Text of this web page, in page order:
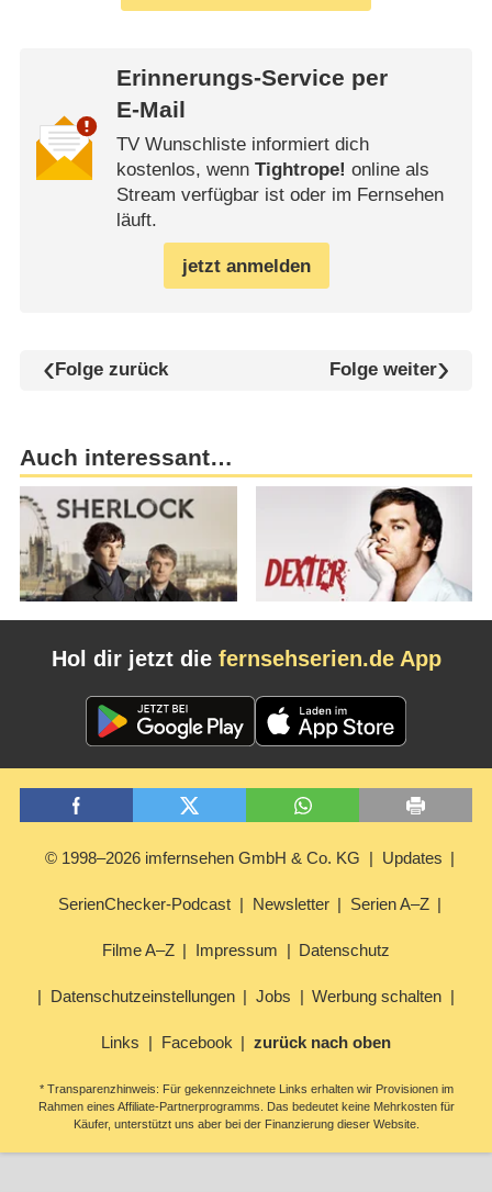
Erinnerungs-Service per
E-Mail
TV Wunschliste informiert dich
kostenlos, wenn Tightrope! online als
Stream verfügbar ist oder im Fernsehen
läuft.
jetzt anmelden
Folge zurück Folge weiter
Auch interessant…
Hol dir jetzt die fernsehserien.de App
© 1998–2026 imfernsehen GmbH & Co. KG Updates
SerienChecker-Podcast Newsletter Serien A–Z
Filme A–Z Impressum Datenschutz
Datenschutzeinstellungen Jobs Werbung schalten
Links Facebook zurück nach oben
* Transparenzhinweis: Für gekennzeichnete Links erhalten wir Provisionen im
Rahmen eines Affiliate-Partnerprogramms. Das bedeutet keine Mehrkosten für
Käufer, unterstützt uns aber bei der Finanzierung dieser Website.